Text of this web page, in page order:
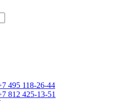
495 118-26-44
812 425-13-51